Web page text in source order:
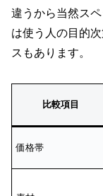
違うから当然ス
は使う人の目的
スもあります。
比較項目
価格帯